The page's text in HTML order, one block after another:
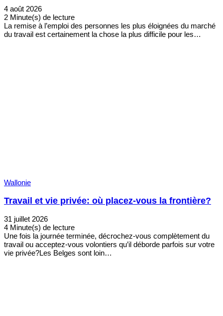
4 août 2026
2 Minute(s) de lecture
La remise à l’emploi des personnes les plus éloignées du marché
du travail est certainement la chose la plus difficile pour les…
Wallonie
Travail et vie privée: où placez-vous la frontière?
31 juillet 2026
4 Minute(s) de lecture
Une fois la journée terminée, décrochez-vous complètement du
travail ou acceptez-vous volontiers qu’il déborde parfois sur votre
vie privée?Les Belges sont loin…